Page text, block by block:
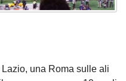
una Roma sulle ali